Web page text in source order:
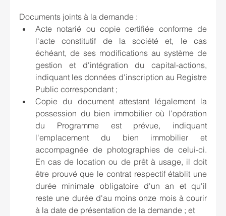
Documents joints à la demande :
Acte notarié ou copie certifiée conforme de
l'acte constitutif de la société et, le cas
échéant, de ses modifications au système de
gestion et d'intégration du capital-actions,
indiquant les données d'inscription au Registre
Public correspondant ;
Copie du document attestant légalement la
possession du bien immobilier où l'opération
du Programme est prévue, indiquant
l'emplacement du bien immobilier et
accompagnée de photographies de celui-ci.
En cas de location ou de prêt à usage, il doit
être prouvé que le contrat respectif établit une
durée minimale obligatoire d'un an et qu'il
reste une durée d'au moins onze mois à courir
à la date de présentation de la demande ; et